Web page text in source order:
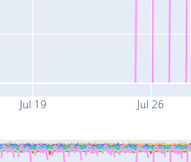
Jul 19 Jul 26